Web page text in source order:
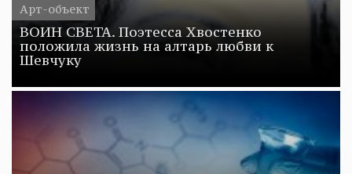
Арт-объект
ВОИН СВЕТА. Поэтесса Хвостенко
положила жизнь на алтарь любви к
Шевчуку